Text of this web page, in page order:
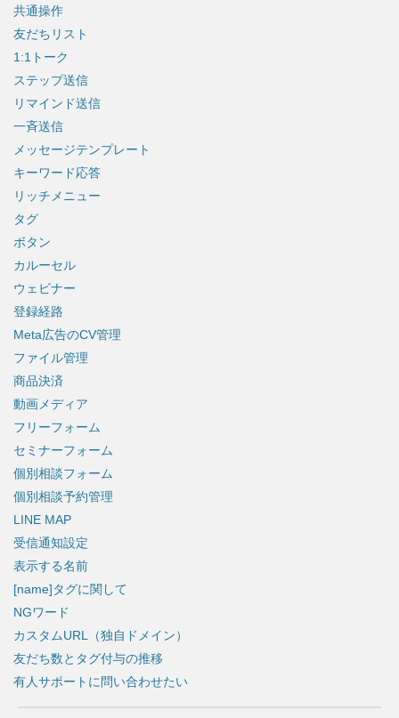
共通操作
友だちリスト
1:1トーク
ステップ送信
リマインド送信
一斉送信
メッセージテンプレート
キーワード応答
リッチメニュー
タグ
ボタン
カルーセル
ウェビナー
登録経路
Meta広告のCV管理
ファイル管理
商品決済
動画メディア
フリーフォーム
セミナーフォーム
個別相談フォーム
個別相談予約管理
LINE MAP
受信通知設定
表示する名前
[name]タグに関して
NGワード
カスタムURL（独自ドメイン）
友だち数とタグ付与の推移
有人サポートに問い合わせたい